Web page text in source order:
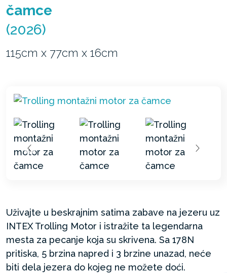
čamce
(2026)
115cm x 77cm x 16cm
Uživajte u beskrajnim satima zabave na jezeru uz
INTEX Trolling Motor i istražite ta legendarna
mesta za pecanje koja su skrivena. Sa 178N
pritiska, 5 brzina napred i 3 brzine unazad, neće
biti dela jezera do kojeg ne možete doći.